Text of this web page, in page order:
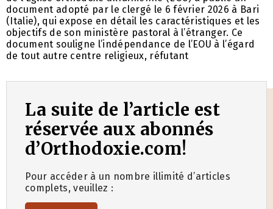
document adopté par le clergé le 6 février 2026 à Bari
(Italie), qui expose en détail les caractéristiques et les
objectifs de son ministère pastoral à l’étranger. Ce
document souligne l’indépendance de l’EOU à l’égard
de tout autre centre religieux, réfutant
La suite de l’article est
réservée aux abonnés
d’Orthodoxie.com!
Pour accéder à un nombre illimité d’articles
complets, veuillez :